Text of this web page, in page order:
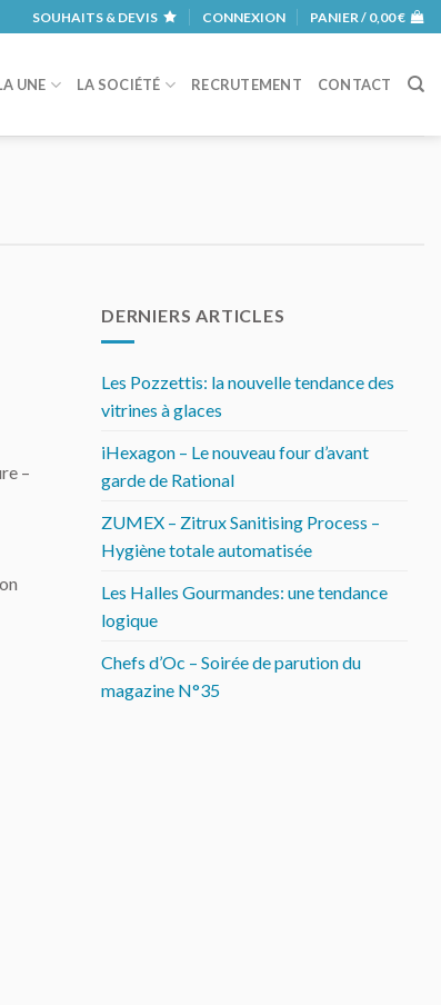
SOUHAITS & DEVIS CONNEXION PANIER / 0,00€
UNE LA SOCIÉTÉ RECRUTEMENT CONTACT
–
DERNIERS ARTICLES
Les Pozzettis: la nouvelle tendance des
vitrines à glaces
iHexagon – Le nouveau four d’avant
garde de Rational
ZUMEX – Zitrux Sanitising Process –
Hygiène totale automatisée
Les Halles Gourmandes: une tendance
logique
Chefs d’Oc – Soirée de parution du
magazine N°35